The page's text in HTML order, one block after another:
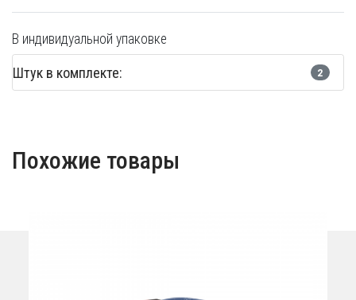
В индивидуальной упаковке
Штук в комплекте: 2
Похожие товары